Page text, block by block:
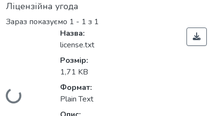
Ліцензійна угода
Зараз показуємо 1 - 1 з 1
Вантажиться...
Назва:
license.txt
Розмір:
1,71 KB
Формат:
Plain Text